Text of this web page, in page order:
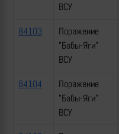
ВСУ
84103
Поражение
"Бабы-Яги"
ВСУ
84104
Поражение
"Бабы-Яги"
ВСУ